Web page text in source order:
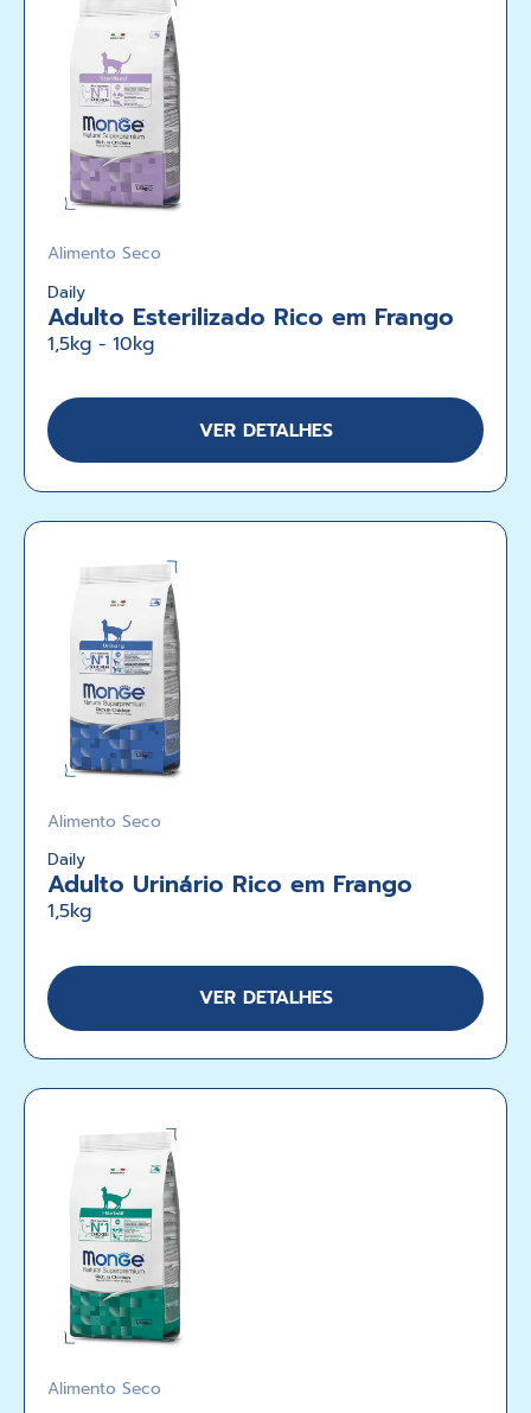
Alimento Seco
Daily
Adulto Esterilizado Rico em Frango
1,5kg - 10kg
VER DETALHES
Alimento Seco
Daily
Adulto Urinário Rico em Frango
1,5kg
VER DETALHES
Alimento Seco